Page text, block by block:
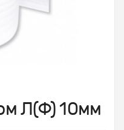
Л(Ф) 10мм